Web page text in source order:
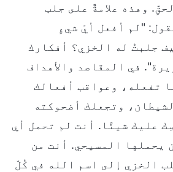
وهذه علامةٌ على جلب
"لم أفعل أيّ شيءٍ
جلبتُ له الخزي؟ أفكارك
في المقاصد والأهداف
تفعله، وعواقب أفعالك
وتجعلك أضحوكته
عليك شيئًا. أنت لم تحمل أي
يحملها المسيحي. أنت من
الخزي إلى اسم الله في كُلّ